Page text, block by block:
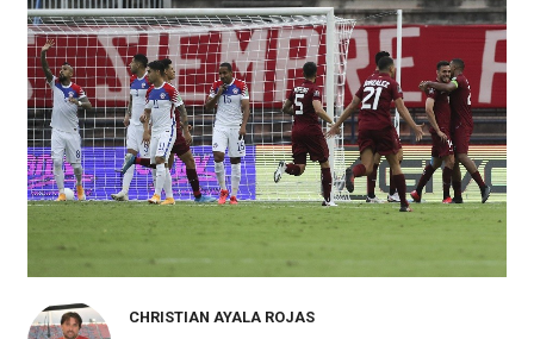
CHRISTIAN AYALA ROJAS